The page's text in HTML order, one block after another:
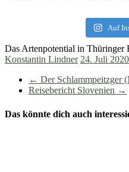
Auf
Das Artenpotential in Thüringer
Konstantin Lindner 24. Juli 2020
← Der Schlammpeitzger
Reisebericht Slovenien →
Das könnte dich auch